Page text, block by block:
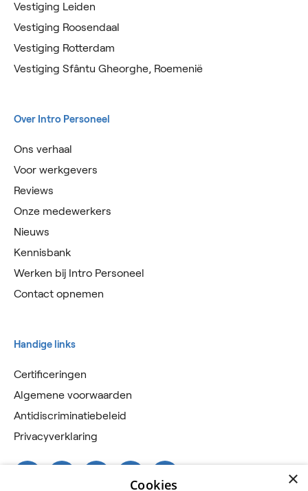
Vestiging Leiden
Vestiging Roosendaal
Vestiging Rotterdam
Vestiging Sfântu Gheorghe, Roemenië
Over Intro Personeel
Ons verhaal
Voor werkgevers
Reviews
Onze medewerkers
Nieuws
Kennisbank
Werken bij Intro Personeel
Contact opnemen
Handige links
Certificeringen
Algemene voorwaarden
Antidiscriminatiebeleid
Privacyverklaring
×
Cookies